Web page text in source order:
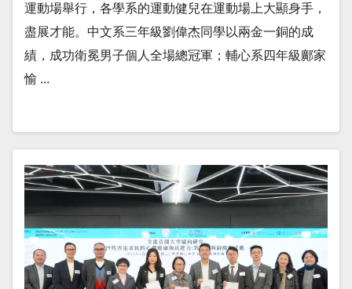
運動場舉行，各學系的運動健兒在運動場上大顯身手，
盡展才能。中文系三年級劉偉杰同學以兩金一銅的成
績，成功衛冕男子個人全場總冠軍；輔心系四年級鄺家
愉 ...